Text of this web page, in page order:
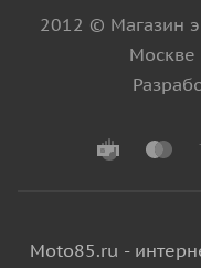
2012 © Магазин
Москве
Moto85.ru -